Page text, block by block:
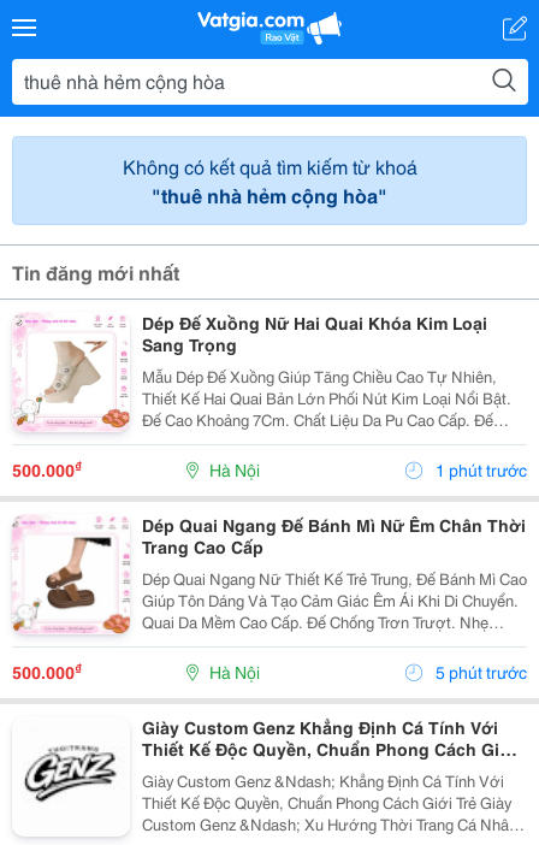
Không có kết quả tìm kiếm từ khoá
"thuê nhà hẻm cộng hòa"
Tin đăng mới nhất
Dép Đế Xuồng Nữ Hai Quai Khóa Kim Loại
Sang Trọng
Mẫu Dép Đế Xuồng Giúp Tăng Chiều Cao Tự Nhiên,
Thiết Kế Hai Quai Bản Lớn Phối Nút Kim Loại Nổi Bật.
Đế Cao Khoảng 7Cm. Chất Liệu Da Pu Cao Cấp. Đế
Chống Trượt. Êm Chân Khi Mang Lâu. Thích Hợp Đi
500.000₫ Hà Nội 1 phút trước
Dép Quai Ngang Đế Bánh Mì Nữ Êm Chân Thời
Trang Cao Cấp
Dép Quai Ngang Nữ Thiết Kế Trẻ Trung, Đế Bánh Mì Cao
Giúp Tôn Dáng Và Tạo Cảm Giác Êm Ái Khi Di Chuyển.
Quai Da Mềm Cao Cấp. Đế Chống Trơn Trượt. Nhẹ
Chân, Mang Cả Ngày Không Đau. Phối Đồ Với Váy,
Quần Jean, Quần Short Đều Đẹp. Phù Hợp...
500.000₫ Hà Nội 5 phút trước
Giày Custom Genz Khẳng Định Cá Tính Với
Thiết Kế Độc Quyền, Chuẩn Phong Cách Giới
Trẻ
Giày Custom Genz &Ndash; Khẳng Định Cá Tính Với
Thiết Kế Độc Quyền, Chuẩn Phong Cách Giới Trẻ Giày
Custom Genz &Ndash; Xu Hướng Thời Trang Cá Nhân